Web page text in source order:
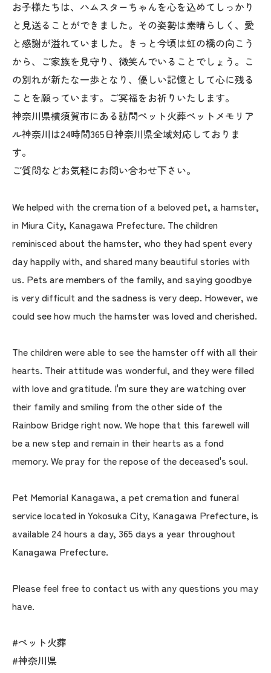
お子様たちは、ハムスターちゃんを心を込めてしっかり
と見送ることができました。その姿勢は素晴らしく、愛
と感謝が溢れていました。きっと今頃は虹の橋の向こう
から、ご家族を見守り、微笑んでいることでしょう。こ
の別れが新たな一歩となり、優しい記憶として心に残る
ことを願っています。ご冥福をお祈りいたします。
神奈川県横須賀市にある訪問ペット火葬ペットメモリア
ル神奈川は24時間365日神奈川県全域対応しておりま
す。
ご質問などお気軽にお問い合わせ下さい。
We helped with the cremation of a beloved pet, a hamster,
in Miura City, Kanagawa Prefecture. The children
reminisced about the hamster, who they had spent every
day happily with, and shared many beautiful stories with
us. Pets are members of the family, and saying goodbye
is very difficult and the sadness is very deep. However, we
could see how much the hamster was loved and cherished.
The children were able to see the hamster off with all their
hearts. Their attitude was wonderful, and they were filled
with love and gratitude. I'm sure they are watching over
their family and smiling from the other side of the
Rainbow Bridge right now. We hope that this farewell will
be a new step and remain in their hearts as a fond
memory. We pray for the repose of the deceased's soul.
Pet Memorial Kanagawa, a pet cremation and funeral
service located in Yokosuka City, Kanagawa Prefecture, is
available 24 hours a day, 365 days a year throughout
Kanagawa Prefecture.
Please feel free to contact us with any questions you may
have.
#ペット火葬
#神奈川県